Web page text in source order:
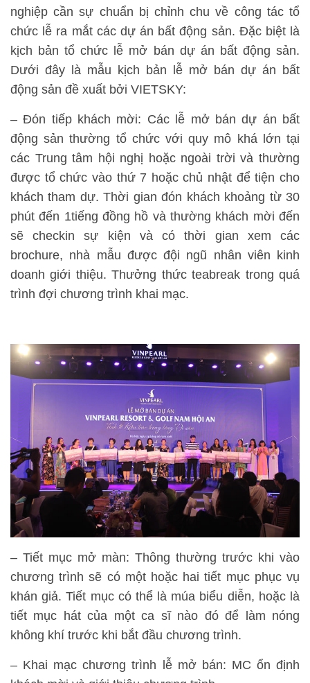
nghiệp cần sự chuẩn bị chỉnh chu về công tác tổ
chức lễ ra mắt các dự án bất động sản. Đặc biệt là
kịch bản tổ chức lễ mở bán dự án bất động sản.
Dưới đây là mẫu kịch bản lễ mở bán dự án bất
động sản đề xuất bởi VIETSKY:
– Đón tiếp khách mời: Các lễ mở bán dự án bất
động sản thường tổ chức với quy mô khá lớn tại
các Trung tâm hội nghị hoặc ngoài trời và thường
được tổ chức vào thứ 7 hoặc chủ nhật để tiện cho
khách tham dự. Thời gian đón khách khoảng từ 30
phút đến 1tiếng đồng hồ và thường khách mời đến
sẽ checkin sự kiện và có thời gian xem các
brochure, nhà mẫu được đội ngũ nhân viên kinh
doanh giới thiệu. Thưởng thức teabreak trong quá
trình đợi chương trình khai mạc.
– Tiết mục mở màn: Thông thường trước khi vào
chương trình sẽ có một hoặc hai tiết mục phục vụ
khán giả. Tiết mục có thể là múa biểu diễn, hoặc là
tiết mục hát của một ca sĩ nào đó để làm nóng
không khí trước khi bắt đầu chương trình.
– Khai mạc chương trình lễ mở bán: MC ổn định